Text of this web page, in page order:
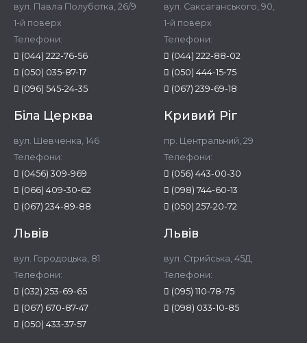
вул. Павла Полуботка, 26/9
1-й поверх
Телефони:
(044) 222-76-56
(050) 035-87-17
(096) 545-24-35
вул. Саксаганського, 90,
1-й поверх
Телефони:
(044) 222-88-02
(050) 444-15-75
(067) 239-69-18
Біла Церква
вул. Шевченка, 146
Телефони:
(0456) 309-969
(066) 409-30-62
(067) 234-89-88
Кривий Ріг
пр. Центральний, 29
Телефони:
(056) 443-00-30
(098) 744-60-13
(050) 257-20-72
Львів
вул. Городоцька, 81
Телефони:
(032) 253-69-65
(067) 670-87-47
(050) 433-37-57
Львів
вул. Стрийська, 45Д
Телефони:
(095) 110-78-75
(098) 033-10-85